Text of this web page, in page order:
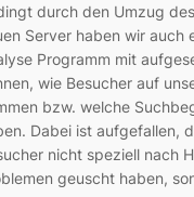
durch den Umzug
Server haben wir auch
Programm mit
wie Besucher auf
bzw. welche
Dabei ist aufgefallen,
nicht speziell nach
geuscht haben,